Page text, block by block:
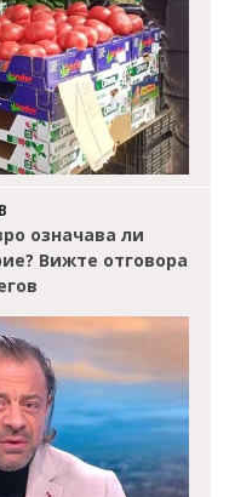
означава ли
Вижте отговора